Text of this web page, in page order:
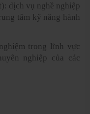
dịch vụ nghề nghiệp
tâm kỹ năng hành
trong lĩnh vực
nghiệp của các